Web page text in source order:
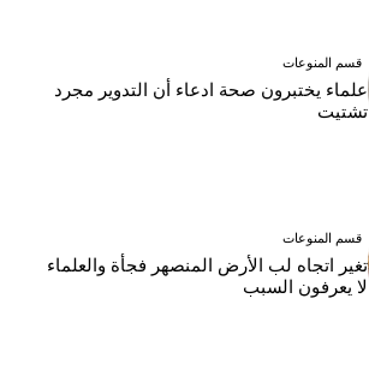
قسم المنوعات
علماء يختبرون صحة ادعاء أن التدوير مجرد
تشتيت
قسم المنوعات
تغير اتجاه لب الأرض المنصهر فجأة والعلماء
لا يعرفون السبب